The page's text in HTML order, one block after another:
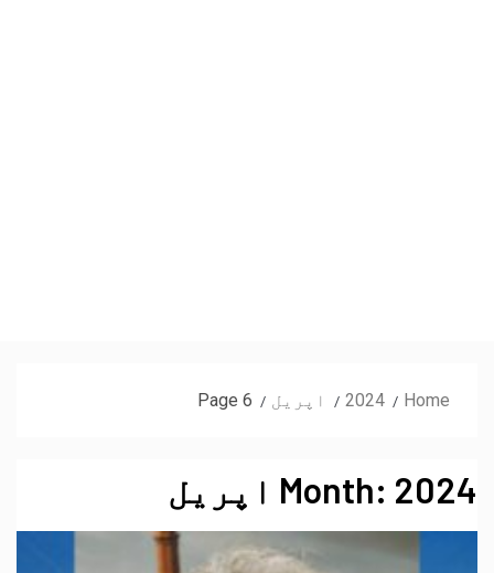
Home
2024 اپریل Page 6
Month: 2024 اپریل